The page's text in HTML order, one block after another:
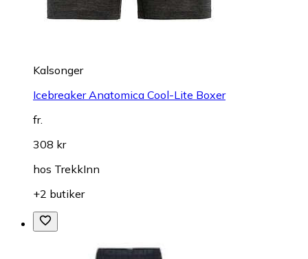
Kalsonger
Icebreaker Anatomica Cool-Lite Boxer
fr.
308 kr
hos TrekkInn
+2 butiker